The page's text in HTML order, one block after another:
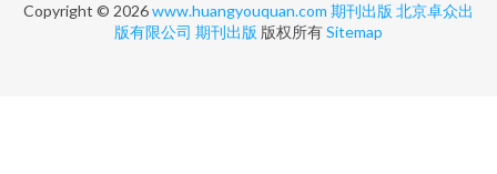
Copyright © 2026www.huangyouquan.com 期刊出版 北京卓众出
版有限公司 期刊出版 版权所有Sitemap